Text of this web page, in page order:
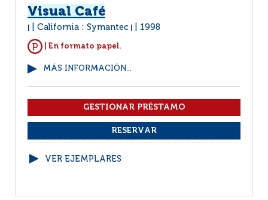
Visual Café
California : Symantec 1998
| En formato papel.
MÁS INFORMACIÓN...
VER EJEMPLARES